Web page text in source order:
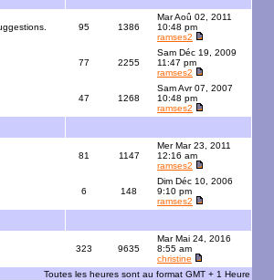
95 1386
Mar Aoû 02, 2011
10:48 pm
ramses2
77 2255
Sam Déc 19, 2009
11:47 pm
ramses2
47 1268
Sam Avr 07, 2007
10:48 pm
ramses2
81 1147
Mer Mar 23, 2011
12:16 am
ramses2
6 148
Dim Déc 10, 2006
9:10 pm
ramses2
323 9635
Mar Mai 24, 2016
8:55 am
christine
Toutes les heures sont au format GMT + 1 Heure